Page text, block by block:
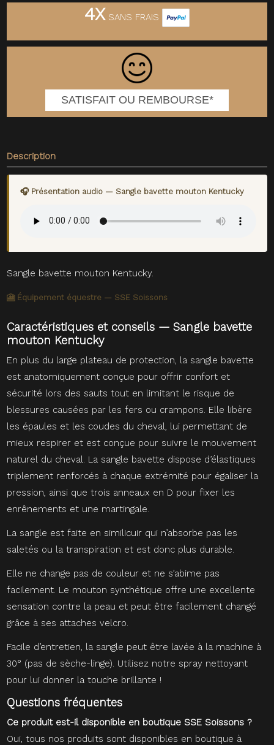
4XSANS FRAIS
SATISFAIT OU REMBOURSE*
Description
🎧 Présentation audio — Sangle bavette mouton Kentucky
Sangle bavette mouton Kentucky.
🎦 Équipement équestre — SSE Soissons
Caractéristiques et conseils — Sangle bavette
mouton Kentucky
En plus du large plateau de protection, la sangle bavette
est anatomiquement conçue pour offrir confort et
sécurité lors des sauts tout en limitant le risque de
blessures causées par les fers ou crampons. Elle libère
les épaules et les coudes du cheval, lui permettant de
mieux respirer et est conçue pour suivre le mouvement
naturel du cheval. La sangle bavette dispose d’élastiques
triplement renforcés à chaque extrémité pour égaliser la
pression, ainsi que trois anneaux en D pour fixer les
enrênements et une martingale.
La sangle est faite en similicuir qui n’absorbe pas les
saletés ou la transpiration et est donc plus durable.
Elle ne change pas de couleur et ne s’abime pas
facilement. Le mouton synthétique offre une excellente
sensation contre la peau et peut être facilement changé
grâce à ses attaches velcro.
Facile d’entretien, la sangle peut être lavée à la machine à
30° (pas de sèche-linge). Utilisez notre spray nettoyant
pour lui donner la touche brillante !
Questions fréquentes
Ce produit est-il disponible en boutique SSE Soissons ?
Oui, tous nos produits sont disponibles en boutique à